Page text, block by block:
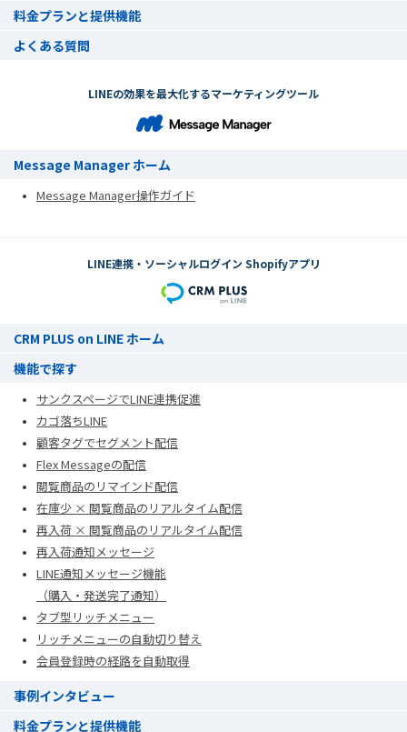
料金プランと提供機能
よくある質問
LINEの効果を最大化するマーケティングツール
Message Manager ホーム
Message Manager操作ガイド
LINE連携・ソーシャルログイン Shopifyアプリ
CRM PLUS on LINE ホーム
機能で探す
サンクスページでLINE連携促進
カゴ落ちLINE
顧客タグでセグメント配信
Flex Messageの配信
閲覧商品のリマインド配信
在庫少 × 閲覧商品のリアルタイム配信
再入荷 × 閲覧商品のリアルタイム配信
再入荷通知メッセージ
LINE通知メッセージ機能
（購入・発送完了通知）
タブ型リッチメニュー
リッチメニューの自動切り替え
会員登録時の経路を自動取得
事例インタビュー
料金プランと提供機能